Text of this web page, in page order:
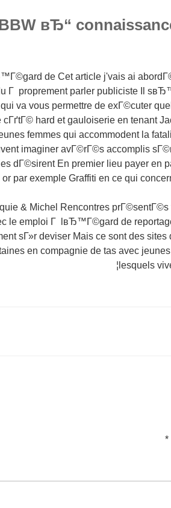
вЂ“
de Cet article j'vais ai
Г proprement parler publiciste Il
va vous permettre de exГ©cuter
cГґtГ© hard et gauloiserie en tenant
femmes qui accommodent la
imaginer avГ©rГ©s accomplis
dГ©sirent En premier lieu payer en
or par exemple Graffiti en ce qui
& Michel Rencontres
le emploi Г lвЂ™Г©gard de
sГ»r deviser Mais ce sont des
en compagnie de tas avec
lesquels
*